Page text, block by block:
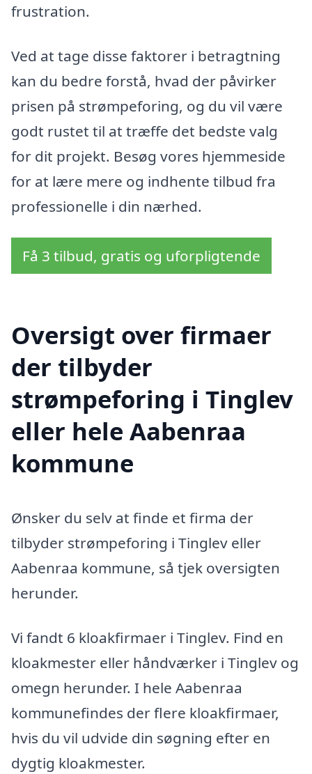
frustration.
Ved at tage disse faktorer i betragtning
kan du bedre forstå, hvad der påvirker
prisen på strømpeforing, og du vil være
godt rustet til at træffe det bedste valg
for dit projekt. Besøg vores hjemmeside
for at lære mere og indhente tilbud fra
professionelle i din nærhed.
Få 3 tilbud, gratis og uforpligtende
Oversigt over firmaer
der tilbyder
strømpeforing i Tinglev
eller hele Aabenraa
kommune
Ønsker du selv at finde et firma der
tilbyder strømpeforing i Tinglev eller
Aabenraa kommune, så tjek oversigten
herunder.
Vi fandt 6 kloakfirmaer i Tinglev. Find en
kloakmester eller håndværker i Tinglev og
omegn herunder. I hele Aabenraa
kommunefindes der flere kloakfirmaer,
hvis du vil udvide din søgning efter en
dygtig kloakmester.